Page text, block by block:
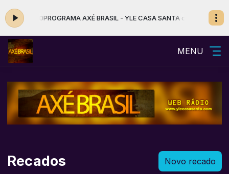
PROGRAMA AXÉ BRASIL - YLE CASA SANTA com AXÉ BRASIL das
MENU
Recados Novo recado